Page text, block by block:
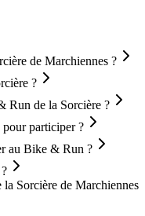
de Marchiennes ?
?
Run de la Sorcière ?
pour participer ?
au Bike & Run ?
Sorcière de Marchiennes